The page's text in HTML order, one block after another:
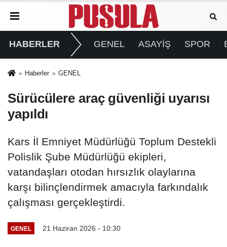
HABERLER GENEL ASAYİŞ SPOR
Haberler GENEL
Sürücülere araç güvenliği uyarısı
yapıldı
Kars İl Emniyet Müdürlüğü Toplum Destekli
Polislik Şube Müdürlüğü ekipleri,
vatandaşları otodan hırsızlık olaylarına
karşı bilinçlendirmek amacıyla farkındalık
çalışması gerçekleştirdi.
GENEL 21 Haziran 2026 - 10:30